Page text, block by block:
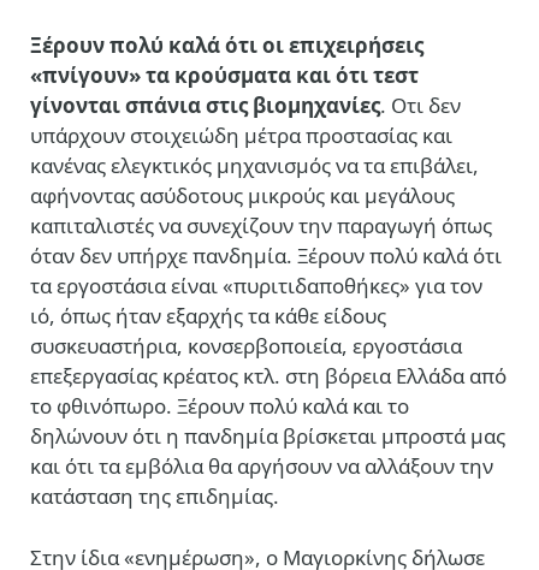
Ξέρουν πολύ καλά ότι οι επιχειρήσεις
«πνίγουν» τα κρούσματα και ότι τεστ
γίνονται σπάνια στις βιομηχανίες. Οτι δεν
υπάρχουν στοιχειώδη μέτρα προστασίας και
κανένας ελεγκτικός μηχανισμός να τα επιβάλει,
αφήνοντας ασύδοτους μικρούς και μεγάλους
καπιταλιστές να συνεχίζουν την παραγωγή όπως
όταν δεν υπήρχε πανδημία. Ξέρουν πολύ καλά ότι
τα εργοστάσια είναι «πυριτιδαποθήκες» για τον
ιό, όπως ήταν εξαρχής τα κάθε είδους
συσκευαστήρια, κονσερβοποιεία, εργοστάσια
επεξεργασίας κρέατος κτλ. στη βόρεια Ελλάδα από
το φθινόπωρο. Ξέρουν πολύ καλά και το
δηλώνουν ότι η πανδημία βρίσκεται μπροστά μας
και ότι τα εμβόλια θα αργήσουν να αλλάξουν την
κατάσταση της επιδημίας.
Στην ίδια «ενημέρωση», ο Μαγιορκίνης δήλωσε